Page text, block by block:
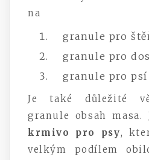
na
granule pro
granule pro
granule pro
Je také důležité
granule obsah masa.
krmivo pro psy,
velkým podílem